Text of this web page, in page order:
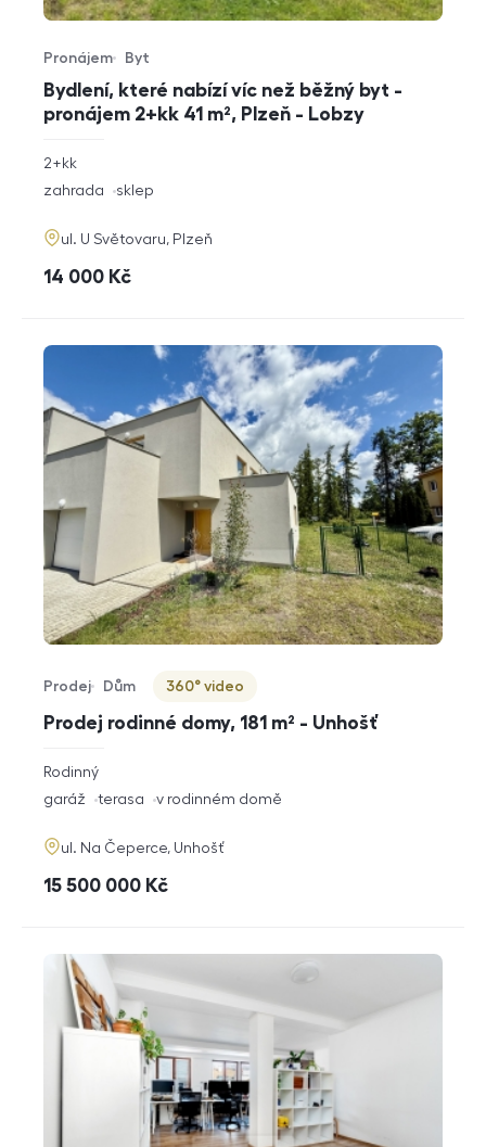
Bydlení, které nabízí víc než běžný byt -
pronájem 2+kk 41 m², Plzeň - Lobzy
Typ nabídky
Pronájem
Typ nemovitosti
Byt
rozměry
2+kk
funkce
zahrada sklep
adresa
ul. U Světovaru, Plzeň
cena
14 000 Kč
Prodej rodinné domy, 181 m² - Unhošť
Typ nabídky
Prodej
Typ nemovitosti
Dům
Virtuální prohlídka
360° video
rozměry
dispozice
Rodinný
funkce
garáž terasa v rodinném domě
adresa
ul. Na Čeperce, Unhošť
cena
15 500 000 Kč